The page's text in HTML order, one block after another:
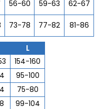
56-60 59-63
62-67
73-78 77-82 81-86
L
154-160
95-100
75-80
99-104